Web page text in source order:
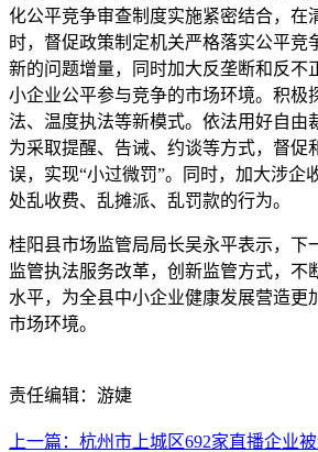
化公平竞争审查制度实施紧密结合，在
时，督促政策制定机关严格落实公平竞
新的问题增量，同时加大反垄断和反不
小企业公平参与竞争的市场环境。积极
法、温度执法等新模式。依法用好自由
为采取提醒、告诫、约谈等方式，督促
误，实现“小过微罚”。同时，加大涉企
处乱收费、乱摊派、乱罚款的行为。
桂阳县市场监管局局长吴永平表示，下
监管执法服务改革，创新监管方式，不
水平，为全县中小企业健康发展营造更
市场环境。
责任编辑：游婕
上一篇：杭州市上城区692家直播企业